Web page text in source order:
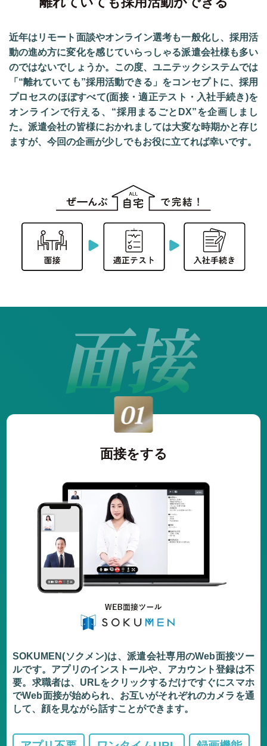
近年はリモート面談やオンライン選考も一般化し、採用活
動の進め方に変化を感じていらっしゃる派遣会社様も多い
のではないでしょうか。この度、ユニテックシステムでは
「“離れていても”採用活動できる」をコンセプトに、採用
プロセスのほぼすべて(面接・適正テスト・入社手続き)を
オンラインで行える、“採用まるごとDX”を企画しまし
た。派遣会社の皆様におかれましては大変な時期かと存じ
ますが、今回の企画が少しでもお役に立てれば幸いです。
面接をする
SOKUMEN(ソクメン)は、派遣会社専用のWeb面接ツー
ルです。アプリのインストールや、アカウント登録は不
要。求職者は、URLをクリックするだけですぐにスマホ
でWeb面接が始められ、お互いがそれぞれのカメラを通
して、顔を見ながら話すことができます。